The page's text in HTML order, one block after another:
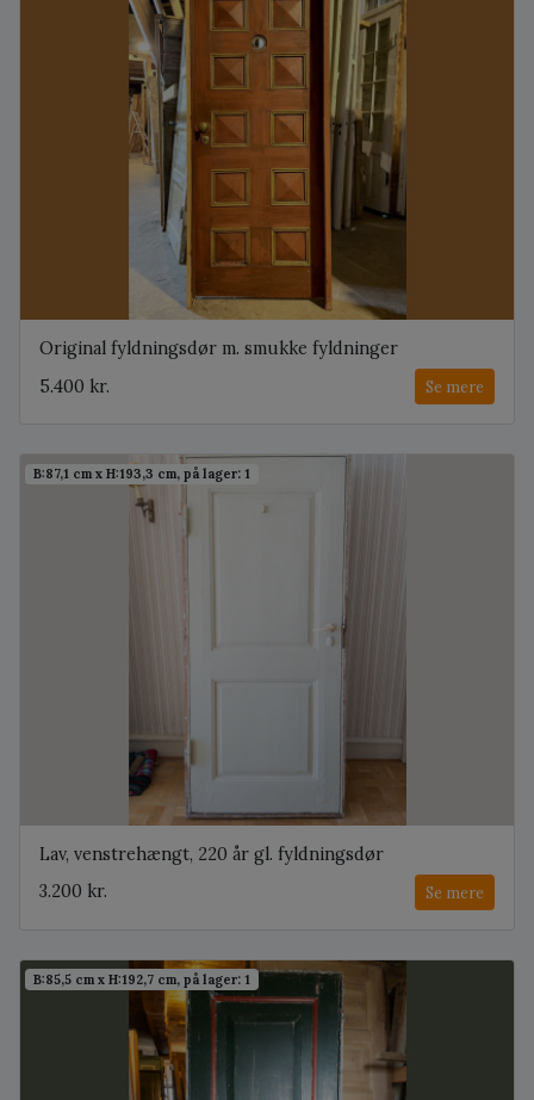
Original fyldningsdør m. smukke fyldninger
5.400 kr.
Se mere
B:87,1 cm x H:193,3 cm, på lager: 1
Lav, venstrehængt, 220 år gl. fyldningsdør
3.200 kr.
Se mere
B:85,5 cm x H:192,7 cm, på lager: 1